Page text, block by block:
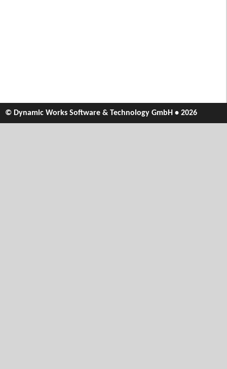
© Dynamic Works Software & Technology GmbH • 2026